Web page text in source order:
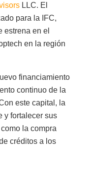
LLC. El
para la IFC,
estrena en el
en la región
financiamiento
continuo de la
este capital, la
y fortalecer sus
la compra
créditos a los